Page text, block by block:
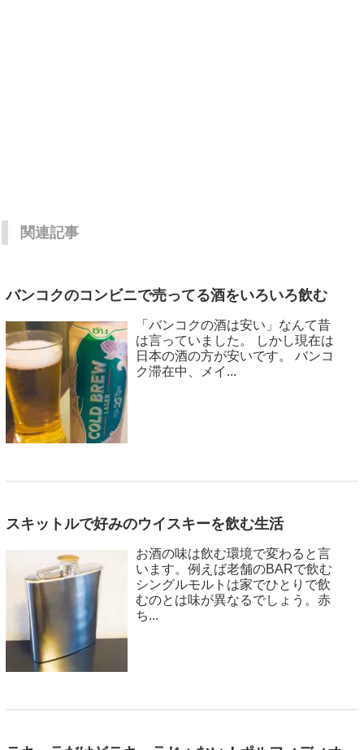
関連記事
バンコクのコンビニで売ってる酒をいろいろ飲む
「バンコクの酒は安い」なんて昔
は言っていました。 しかし現在は
日本の酒の方が安いです。 バンコ
ク滞在中、メイ...
スキットルで好みのウイスキーを飲む生活
お酒の味は飲む環境で変わると言
います。例えば老舗のBARで飲む
シングルモルトは家でひとりで飲
むのとは味が異なるでしょう。赤
ち...